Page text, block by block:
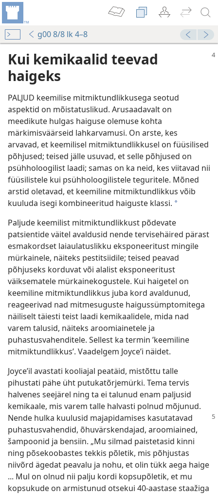
g00 8/8 lk 4–8
Kui kemikaalid teevad
haigeks
PALJUD keemilise mitmiktundlikkusega seotud
aspektid on mõistatuslikud. Arusaadavalt on
meedikute hulgas haiguse olemuse kohta
märkimisväärseid lahkarvamusi. On arste, kes
arvavad, et keemilisel mitmiktundlikkusel on füüsilised
põhjused; teised jälle usuvad, et selle põhjused on
psühholoogilist laadi; samas on ka neid, kes viitavad nii
füüsilistele kui psühholoogilistele teguritele. Mõned
arstid oletavad, et keemiline mitmiktundlikkus võib
kuuluda isegi kombineeritud haiguste klassi. a
Paljude keemilist mitmiktundlikkust põdevate
patsientide väitel avaldusid nende tervisehäired pärast
esmakordset laiaulatuslikku eksponeeritust mingile
mürkainele, näiteks pestitsiidile; teised peavad
põhjuseks korduvat või alalist eksponeeritust
väiksematele mürkainekogustele. Kui haigetel on
keemiline mitmiktundlikkus juba kord avaldunud,
reageerivad nad mitmesuguste haigussümptomitega
näiliselt täiesti teist laadi kemikaalidele, mida nad
varem talusid, näiteks aroomiainetele ja
puhastusvahenditele. Sellest ka termin ’keemiline
mitmiktundlikkus’. Vaadelgem Joyce’i näidet.
Joyce’il avastati kooliajal peatäid, mistõttu talle
pihustati pähe üht putukatõrjemürki. Tema tervis
halvenes seejärel ning ta ei talunud enam paljusid
kemikaale, mis varem talle halvasti polnud mõjunud.
Nende hulka kuulusid majapidamises kasutatavad
puhastusvahendid, õhuvärskendajad, aroomiained,
šampoonid ja bensiin. „Mu silmad paistetasid kinni
ning põsekoobastes tekkis põletik, mis põhjustas
niivõrd ägedat peavalu ja nohu, et olin tükk aega haige
... Mul on olnud nii palju kordi kopsupõletik, et mu
kopsukude on armistunud otsekui 40-aastase staažiga